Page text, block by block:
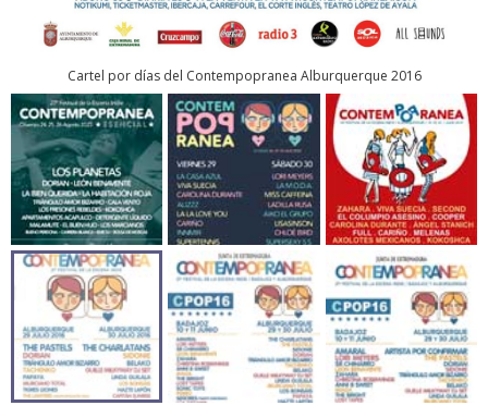
Cartel por días del Contempopranea Alburquerque 2016